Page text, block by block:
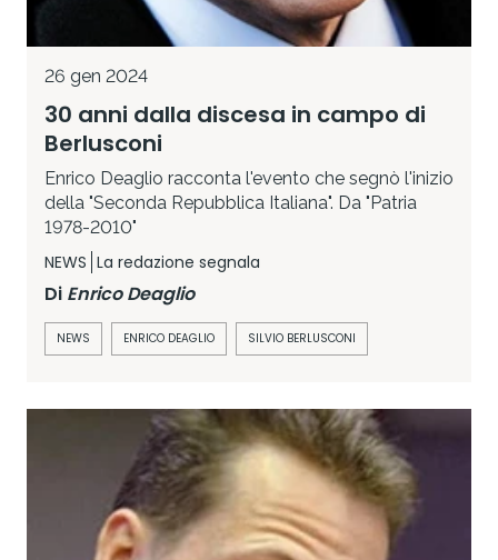
26 gen 2024
30 anni dalla discesa in campo di
Berlusconi
Enrico Deaglio racconta l'evento che segnò l'inizio
della "Seconda Repubblica Italiana". Da "Patria
1978-2010"
NEWS La redazione segnala
Di Enrico Deaglio
NEWS ENRICO DEAGLIO SILVIO BERLUSCONI